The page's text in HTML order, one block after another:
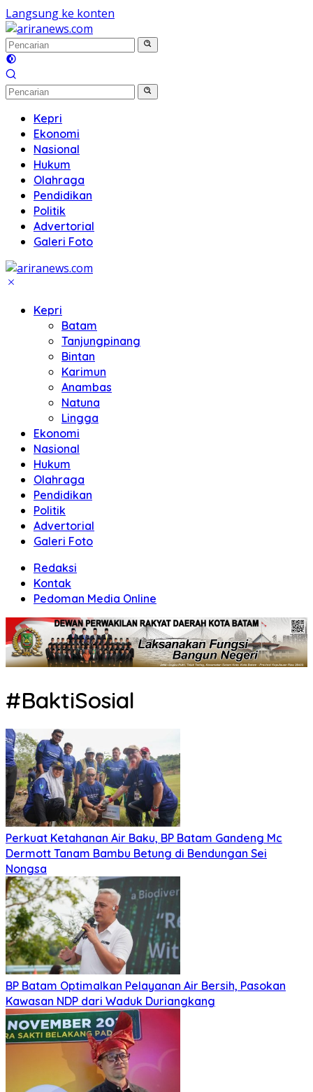
Langsung ke konten
Kepri
Ekonomi
Nasional
Hukum
Olahraga
Pendidikan
Politik
Advertorial
Galeri Foto
Kepri
Batam
Tanjungpinang
Bintan
Karimun
Anambas
Natuna
Lingga
Ekonomi
Nasional
Hukum
Olahraga
Pendidikan
Politik
Advertorial
Galeri Foto
Redaksi
Kontak
Pedoman Media Online
#BaktiSosial
Perkuat Ketahanan Air Baku, BP Batam Gandeng Mc
Dermott Tanam Bambu Betung di Bendungan Sei
Nongsa
BP Batam Optimalkan Pelayanan Air Bersih, Pasokan
Kawasan NDP dari Waduk Duriangkang